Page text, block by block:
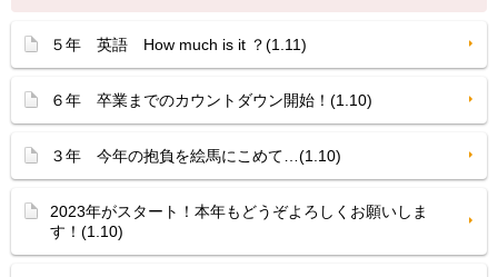
５年 英語 How much is it ？(1.11)
６年 卒業までのカウントダウン開始！(1.10)
３年 今年の抱負を絵馬にこめて…(1.10)
2023年がスタート！本年もどうぞよろしくお願いしま
す！(1.10)